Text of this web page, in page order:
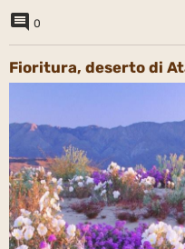
0
Fioritura, deserto di